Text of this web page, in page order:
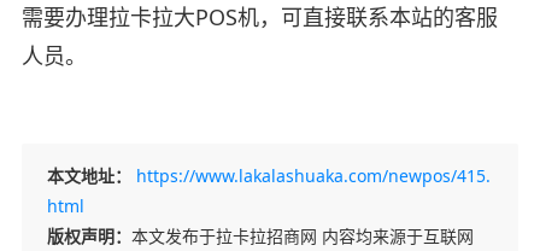
需要办理拉卡拉大POS机，可直接联系本站的客服
人员。
本文地址：
https://www.lakalashuaka.com/newpos/415.
html
版权声明： 本文发布于拉卡拉招商网 内容均来源于互联网